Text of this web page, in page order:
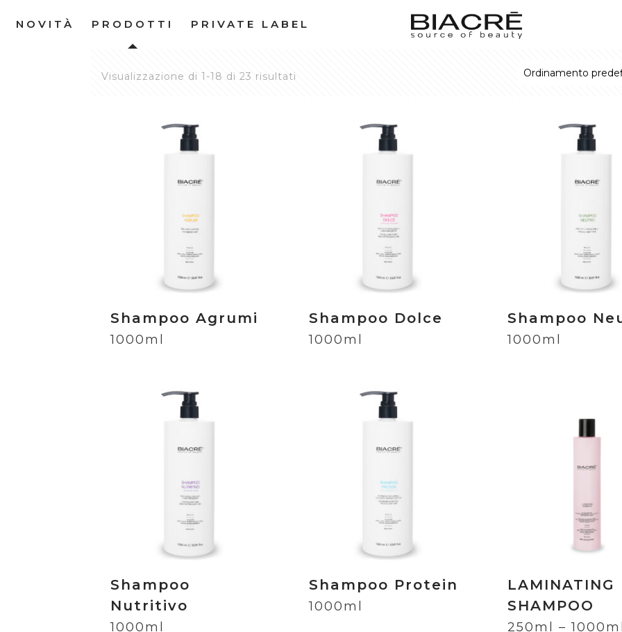
NOVITÀ PRODOTTI PRIVATE LABEL
Visualizzazione di 1-18 di 23 risultati
Shampoo Agrumi
1000ml
Shampoo Dolce
1000ml
Shampoo
1000ml
Shampoo
Nutritivo
1000ml
Shampoo Protein
1000ml
LAMINATING
SHAMPOO
250ml –